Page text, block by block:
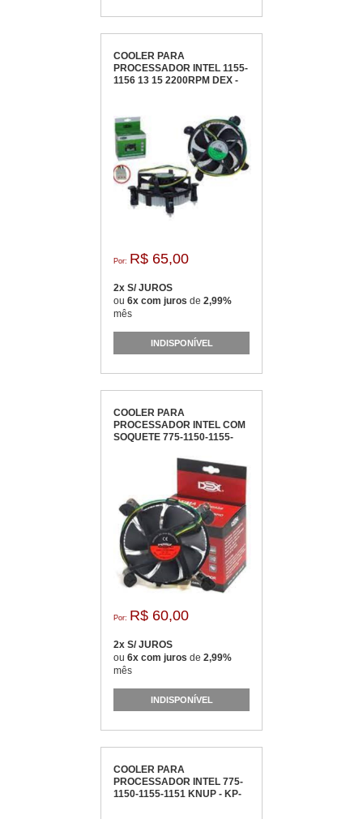
COOLER PARA
PROCESSADOR INTEL 1155-
1156 13 15 2200RPM DEX -
Por: R$ 65,00
2x S/ JUROS
ou 6x com juros de 2,99%
mês
INDISPONÍVEL
COOLER PARA
PROCESSADOR INTEL COM
SOQUETE 775-1150-1155-
Por: R$ 60,00
2x S/ JUROS
ou 6x com juros de 2,99%
mês
INDISPONÍVEL
COOLER PARA
PROCESSADOR INTEL 775-
1150-1155-1151 KNUP - KP-